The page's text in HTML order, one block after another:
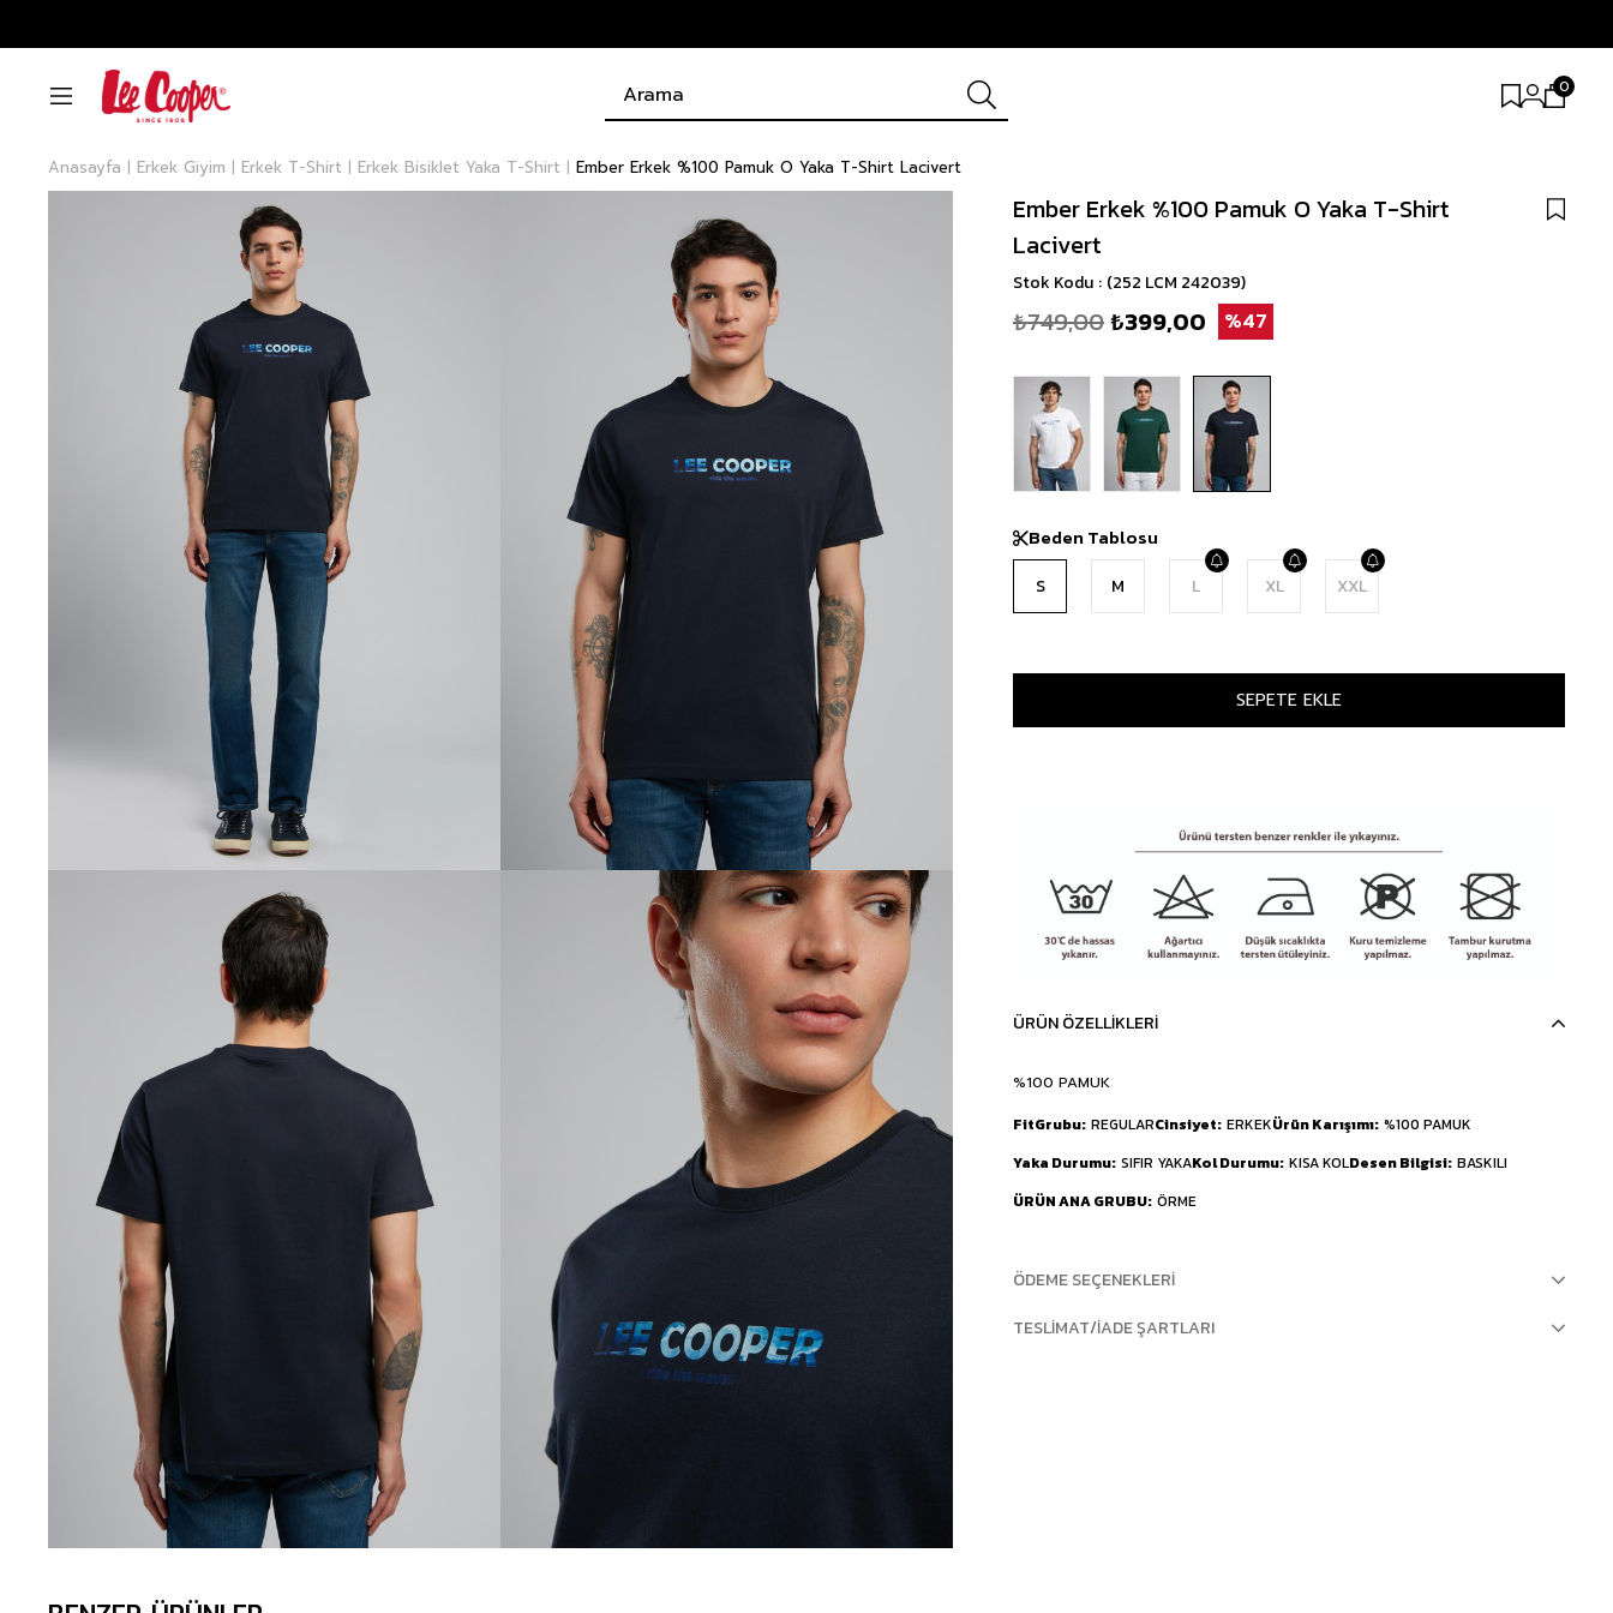
0
Anasayfa Erkek Giyim Erkek T-Shirt Erkek Bisiklet Yaka T-Shirt Ember Erkek %100 Pamuk O Yaka T-Shirt Lacivert
Ember Erkek %100 Pamuk O Yaka T-Shirt
Lacivert
Stok Kodu (252 LCM 242039)
₺749,00₺399,00 47
Beden Tablosu
S M L XL XXL
ÜRÜN ÖZELLIKLERI
%100 PAMUK
FitGrubu REGULARCinsiyet ERKEKÜrün Karışımı %100 PAMUK
Yaka Durumu SIFIR YAKAKol Durumu KISA KOLDesen Bilgisi BASKILI
ÜRÜN ANA GRUBU ÖRME
ÖDEME SEÇENEKLERI
TESLIMAT/İADE ŞARTLARI